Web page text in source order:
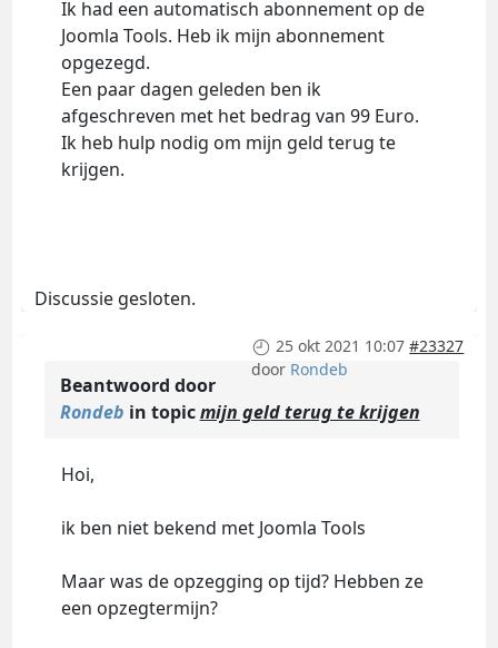
Ik had een automatisch abonnement op de
Joomla Tools. Heb ik mijn abonnement
opgezegd.
Een paar dagen geleden ben ik
afgeschreven met het bedrag van 99 Euro.
Ik heb hulp nodig om mijn geld terug te
krijgen.
Discussie gesloten.
25 okt 2021 10:07 #23327
door Rondeb
Beantwoord door
Rondeb in topicmijn geld terug te krijgen
Hoi,
ik ben niet bekend met Joomla Tools
Maar was de opzegging op tijd? Hebben ze
een opzegtermijn?